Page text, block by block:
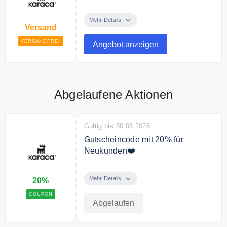
Versand
VERSANDFREI
Mehr Details
Angebot anzeigen
Abgelaufene Aktionen
20%
COUPON
Gültig bis 30.06.2026
Gutscheincode mit 20% für
Neukunden❤️
Kasse und sichern Sie sich ganze
Bestellung
Mehr Details
Abgelaufen